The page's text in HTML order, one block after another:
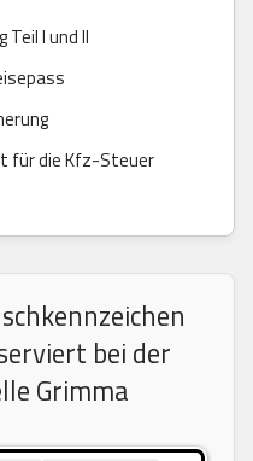
I und II
für die Kfz-Steuer
bei der
Grimma